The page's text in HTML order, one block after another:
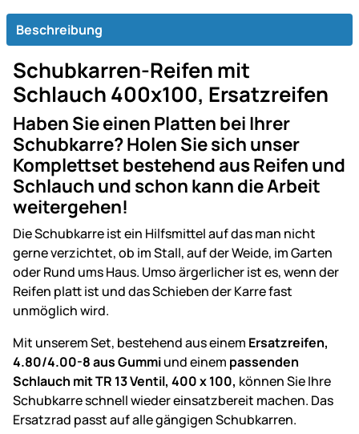
Beschreibung
Schubkarren-Reifen mit
Schlauch 400x100, Ersatzreifen
Haben Sie einen Platten bei Ihrer
Schubkarre? Holen Sie sich unser
Komplettset bestehend aus Reifen und
Schlauch und schon kann die Arbeit
weitergehen!
Die Schubkarre ist ein Hilfsmittel auf das man nicht
gerne verzichtet, ob im Stall, auf der Weide, im Garten
oder Rund ums Haus. Umso ärgerlicher ist es, wenn der
Reifen platt ist und das Schieben der Karre fast
unmöglich wird.
Mit unserem Set, bestehend aus einem Ersatzreifen,
4.80/4.00-8 aus Gummiund einem passenden
Schlauch mit TR 13 Ventil, 400 x 100, können Sie Ihre
Schubkarre schnell wieder einsatzbereit machen. Das
Ersatzrad passt auf alle gängigen Schubkarren.